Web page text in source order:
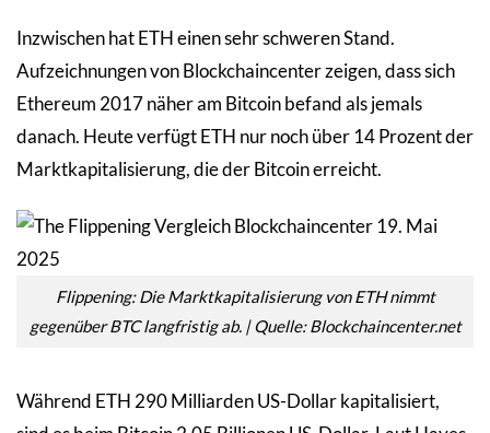
Inzwischen hat ETH einen sehr schweren Stand.
Aufzeichnungen von Blockchaincenter zeigen, dass sich
Ethereum 2017 näher am Bitcoin befand als jemals
danach. Heute verfügt ETH nur noch über 14 Prozent der
Marktkapitalisierung, die der Bitcoin erreicht.
Flippening: Die Marktkapitalisierung von ETH nimmt
gegenüber BTC langfristig ab. | Quelle: Blockchaincenter.net
Während ETH 290 Milliarden US-Dollar kapitalisiert,